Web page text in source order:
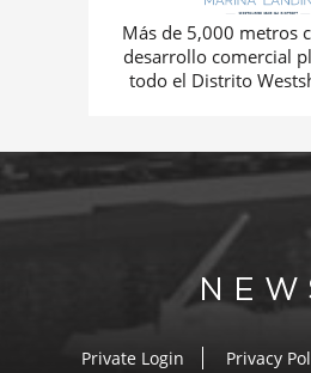
Más de 5,000 metros
desarrollo comercial
todo el Distrito
Private Login Privacy